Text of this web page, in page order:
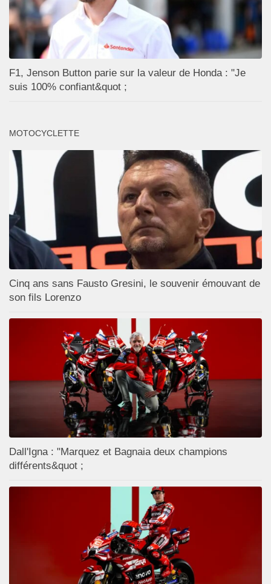
F1, Jenson Button parie sur la valeur de Honda : "Je
suis 100% confiant&quot ;
MOTOCYCLETTE
Cinq ans sans Fausto Gresini, le souvenir émouvant de
son fils Lorenzo
Dall'Igna : "Marquez et Bagnaia deux champions
différents&quot ;